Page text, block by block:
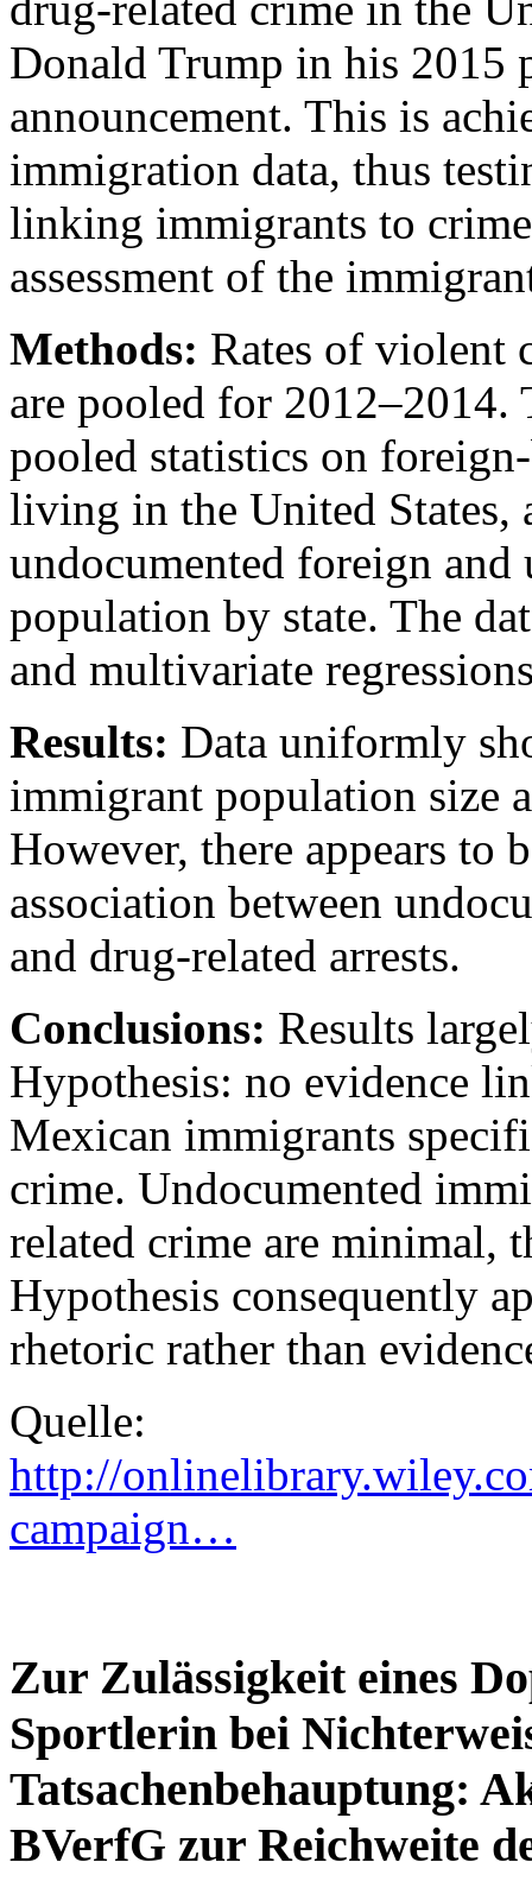
Donald Trump in his 2015
announcement. This is
immigration data, thus
linking immigrants to
assessment of the
Methods: Rates of violent
are pooled for 2012–2014.
pooled statistics on
living in the United States,
undocumented foreign
population by state. The
and multivariate
Results: Data uniformly
immigrant population size
However, there appears to
association between
and drug-related arrests.
Conclusions: Results
Hypothesis: no evidence
Mexican immigrants
crime. Undocumented
related crime are minimal,
Hypothesis consequently
rhetoric rather than
Quelle:
http://
campaign…
Zur Zulässigkeit eines
Sportlerin bei
Tatsachenbehauptung:
BVerfG zur Reichweite